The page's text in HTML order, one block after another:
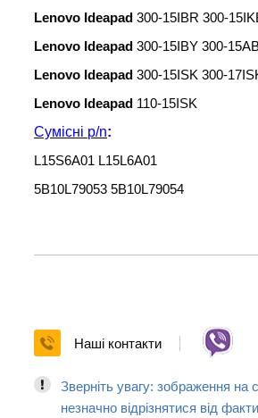
Lenovo Ideapad 300-15IBR 300-
Lenovo Ideapad 300-15IBY 300-
Lenovo Ideapad 300-15ISK 300-
Lenovo Ideapad 110-15ISK
Сумісні p/n:
L15S6A01 L15L6A01
5B10L79053 5B10L79054
Наші контакти
Зверніть увагу: зображення на
незначно відрізнятися від